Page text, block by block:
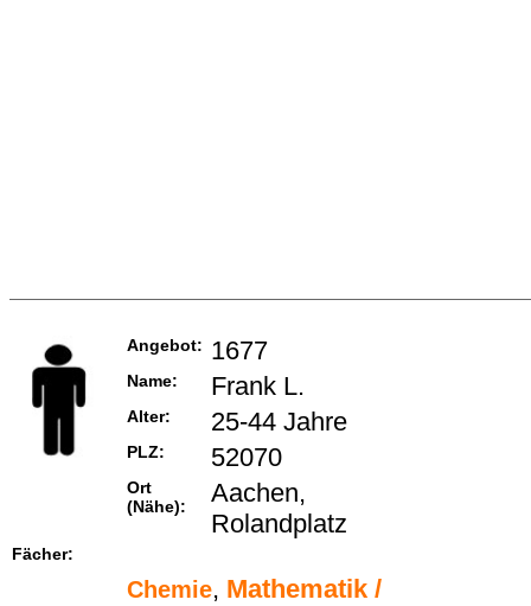
Angebot: 1677
Name: Frank L.
Alter: 25-44 Jahre
PLZ: 52070
Ort
(Nähe):
Aachen,
Rolandplatz
Fächer:
Chemie, Mathematik /